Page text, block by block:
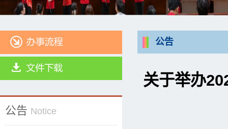
公告 Notice
公告
关于举办